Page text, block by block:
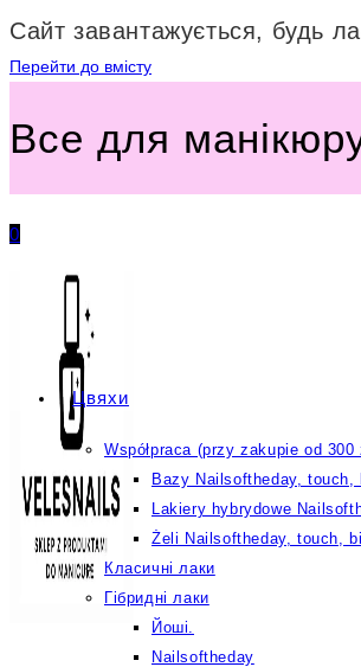
Сайт завантажується, будь
Перейти до вмісту
Все для
0
Цвяхи
Współpraca (przy zakupie od 300
Bazy Nailsoftheday, touch,
Lakiery hybrydowe
Żeli Nailsoftheday, touch,
Класичні лаки
Гібридні лаки
Йоші.
Nailsoftheday